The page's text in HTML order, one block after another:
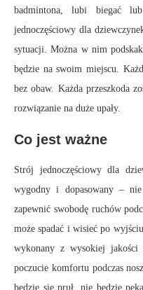
badmintona, lubi biegać
jednoczęściowy dla
sytuacji. Można w nim
będzie na swoim miejscu.
bez obaw. Każda przeszkoda
rozwiązanie na duże upały.
Co jest ważne
Strój jednoczęściowy dla
wygodny i dopasowany –
zapewnić swobodę ruchów
może spadać i wisieć po
wykonany z wysokiej
poczucie komfortu podczas
będzie się pruł, nie będzie